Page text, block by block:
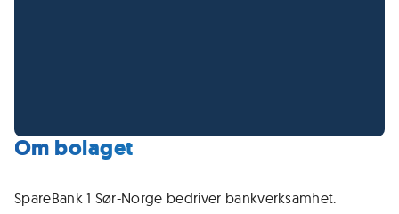
Om bolaget
SpareBank 1 Sør-Norge bedriver bankverksamhet.